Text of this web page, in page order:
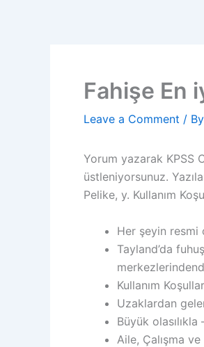
Fahişe En
Leave a Comment / By
Yorum yazarak KPSS
üstleniyorsunuz.
Pelike, y. Kullanım
Her şeyin resmi
Tayland’da
Kullanım
Uzaklardan
Büyük
Aile, Çalışma